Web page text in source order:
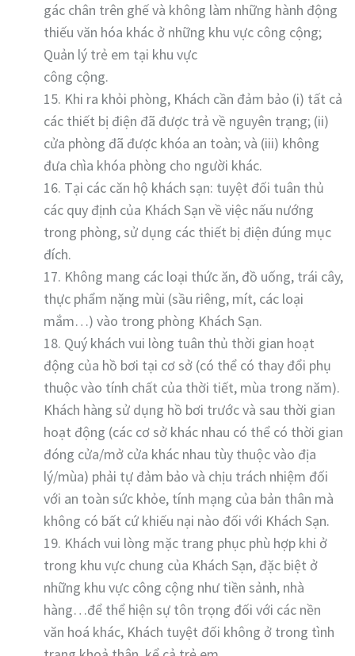
gác chân trên ghế và không làm những hành động
thiếu văn hóa khác ở những khu vực công cộng;
Quản lý trẻ em tại khu vực
công cộng.
15. Khi ra khỏi phòng, Khách cần đảm bảo (i) tất cả
các thiết bị điện đã được trả về nguyên trạng; (ii)
cửa phòng đã được khóa an toàn; và (iii) không
đưa chìa khóa phòng cho người khác.
16. Tại các căn hộ khách sạn: tuyệt đối tuân thủ
các quy định của Khách Sạn về việc nấu nướng
trong phòng, sử dụng các thiết bị điện đúng mục
đích.
17. Không mang các loại thức ăn, đồ uống, trái cây,
thực phẩm nặng mùi (sầu riêng, mít, các loại
mắm…) vào trong phòng Khách Sạn.
18. Quý khách vui lòng tuân thủ thời gian hoạt
động của hồ bơi tại cơ sở (có thể có thay đổi phụ
thuộc vào tính chất của thời tiết, mùa trong năm).
Khách hàng sử dụng hồ bơi trước và sau thời gian
hoạt động (các cơ sở khác nhau có thể có thời gian
đóng cửa/mở cửa khác nhau tùy thuộc vào địa
lý/mùa) phải tự đảm bảo và chịu trách nhiệm đối
với an toàn sức khỏe, tính mạng của bản thân mà
không có bất cứ khiếu nại nào đối với Khách Sạn.
19. Khách vui lòng mặc trang phục phù hợp khi ở
trong khu vực chung của Khách Sạn, đặc biệt ở
những khu vực công cộng như tiền sảnh, nhà
hàng…để thể hiện sự tôn trọng đối với các nền
văn hoá khác, Khách tuyệt đối không ở trong tình